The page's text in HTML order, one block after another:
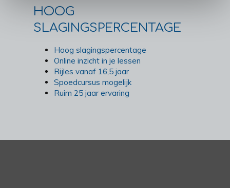
HOOG
SLAGINGSPERCENTAGE
Hoog slagingspercentage
Online inzicht in je lessen
Rijles vanaf 16,5 jaar
Spoedcursus mogelijk
Ruim 25 jaar ervaring